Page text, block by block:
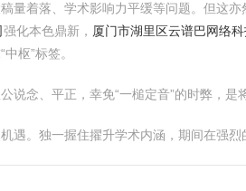
量着落、学术影响力平缓等问题。但这亦
强化本色鼎新， 厦门市湖里区云谱巴网络
枢”标签。
念、平正，幸免“一槌定音”的时弊，是
。独一握住擢升学术内涵，期间在强烈